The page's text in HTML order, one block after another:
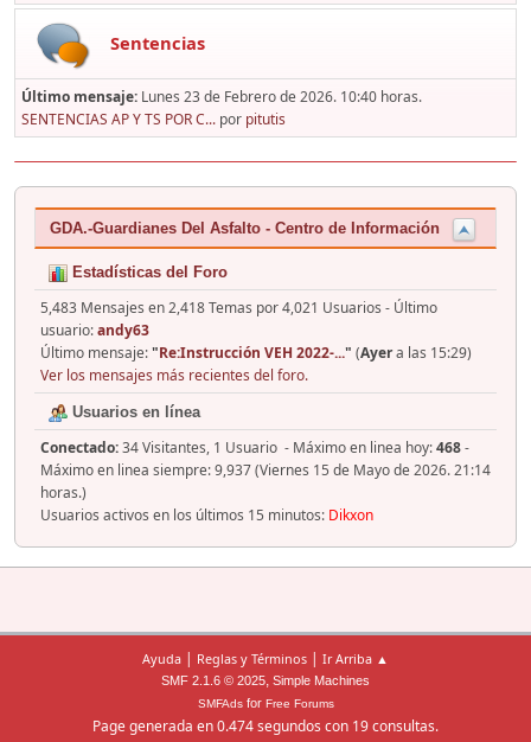
Sentencias
Último mensaje: Lunes 23 de Febrero de 2026. 10:40 horas.
SENTENCIAS AP Y TS POR C... por pitutis
GDA.-Guardianes Del Asfalto - Centro de Información
Estadísticas del Foro
5,483 Mensajes en 2,418 Temas por 4,021 Usuarios - Último
usuario:andy63
Último mensaje:"Re:Instrucción VEH 2022-..." (Ayera las 15:29)
Ver los mensajes más recientes del foro.
Usuarios en línea
Conectado:34 Visitantes, 1 Usuario - Máximo en linea hoy:468-
Máximo en linea siempre: 9,937 (Viernes 15 de Mayo de 2026. 21:14
horas.)
Usuarios activos en los últimos 15 minutos: Dikxon
Ayuda | Reglas y Términos | Ir Arriba ▲
SMF 2.1.6 © 2025, Simple Machines
SMFAdsfor Free Forums
Page generada en 0.474 segundos con 19 consultas.